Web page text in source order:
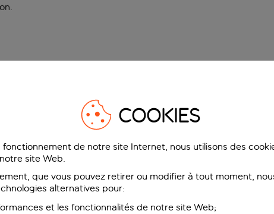
.
COOKIES
de notre site Internet, nous utilisons des
site Web.
que vous pouvez retirer ou modifier à tout moment,
alternatives pour:
et les fonctionnalités de notre site Web;